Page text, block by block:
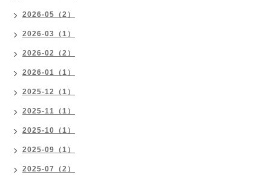
2026-05（2）
2026-03（1）
2026-02（2）
2026-01（1）
2025-12（1）
2025-11（1）
2025-10（1）
2025-09（1）
2025-07（2）